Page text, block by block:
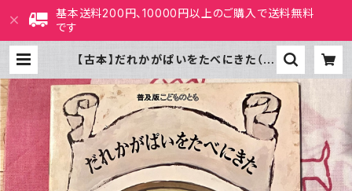
基本送料200円、10000円以上のご購入で送料無料
です
【古本】だれかがぱいをたべにきた（普
| ホホホ座 西田辺 絵本・新刊本・古
本